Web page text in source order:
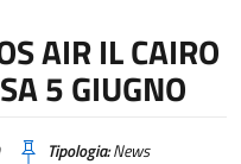
AIR IL CAIRO
5 GIUGNO
Tipologia:News